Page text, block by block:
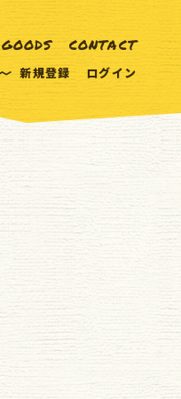
GOODS
CONTACT
新規登録 ログイン